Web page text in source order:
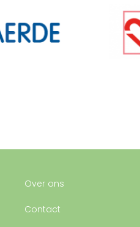
Over ons
Contact